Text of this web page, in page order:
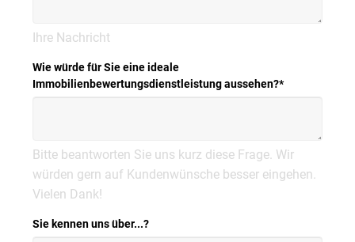
Ihre Nachricht
Wie würde für Sie eine ideale
Immobilienbewertungsdienstleistung aussehen?*
Bitte beantworten Sie uns kurz diese Frage. Wir
würden gern auf Kundenwünsche besser eingehen.
Vielen Dank!
Sie kennen uns über...?